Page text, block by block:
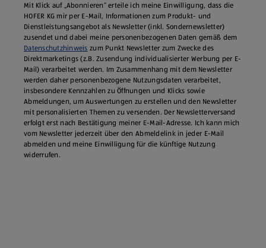
Mit Klick auf „Abonnieren“ erteile ich meine Einwilligung, dass die
HOFER KG mir per E-Mail, Informationen zum Produkt- und
Dienstleistungsangebot als Newsletter (inkl. Sondernewsletter)
zusendet und dabei meine personenbezogenen Daten gemäß dem
Datenschutzhinweis zum Punkt Newsletter zum Zwecke des
Direktmarketings (z.B. Zusendung individualisierter Werbung per E-
Mail) verarbeitet werden. Im Zusammenhang mit dem Newsletter
werden daher personenbezogene Nutzungsdaten verarbeitet,
insbesondere Kennzahlen zu Öffnungen und Klicks sowie
Abmeldungen, um Auswertungen zu erstellen und den Newsletter
mit personalisierten Themen zu versenden. Der Newsletterversand
erfolgt erst nach Bestätigung meiner E-Mail-Adresse. Ich kann mich
vom Newsletter jederzeit über den Abmeldelink in jeder E‑Mail
abmelden und meine Einwilligung für die künftige Nutzung
widerrufen.